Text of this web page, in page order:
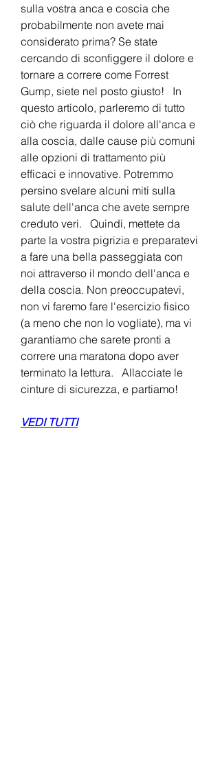
sulla vostra anca e coscia che
probabilmente non avete mai
considerato prima? Se state
cercando di sconfiggere il dolore e
tornare a correre come Forrest
Gump, siete nel posto giusto!   In
questo articolo, parleremo di tutto
ciò che riguarda il dolore all'anca e
alla coscia, dalle cause più comuni
alle opzioni di trattamento più
efficaci e innovative. Potremmo
persino svelare alcuni miti sulla
salute dell'anca che avete sempre
creduto veri.   Quindi, mettete da
parte la vostra pigrizia e preparatevi
a fare una bella passeggiata con
noi attraverso il mondo dell'anca e
della coscia. Non preoccupatevi,
non vi faremo fare l'esercizio fisico
(a meno che non lo vogliate), ma vi
garantiamo che sarete pronti a
correre una maratona dopo aver
terminato la lettura.   Allacciate le
cinture di sicurezza, e partiamo!
VEDI TUTTI